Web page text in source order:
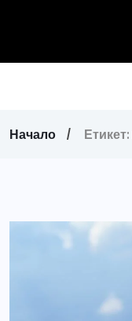
Начало Етикет: